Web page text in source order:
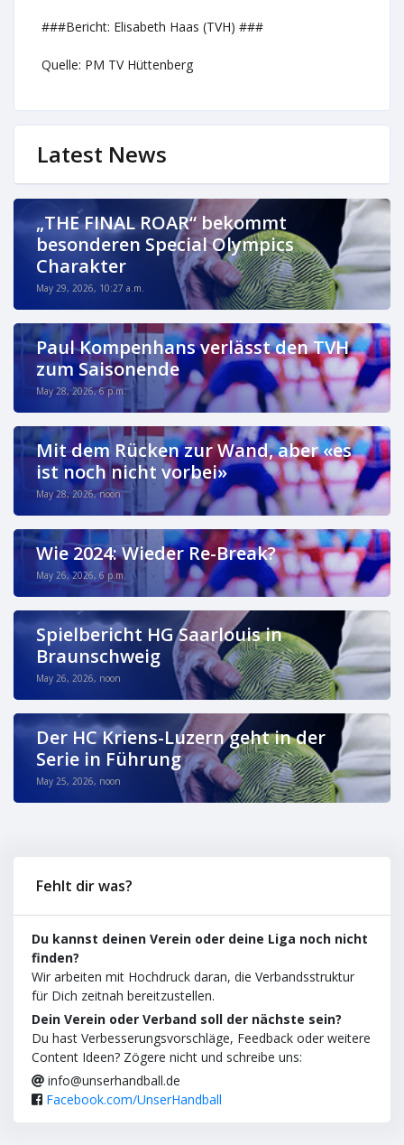
###Bericht: Elisabeth Haas (TVH) ###
Quelle: PM TV Hüttenberg
Latest News
„THE FINAL ROAR“ bekommt
besonderen Special Olympics
Charakter
May 29, 2026, 10:27 a.m.
Paul Kompenhans verlässt den TVH
zum Saisonende
May 28, 2026, 6 p.m.
Mit dem Rücken zur Wand, aber «es
ist noch nicht vorbei»
May 28, 2026, noon
Wie 2024: Wieder Re-Break?
May 26, 2026, 6 p.m.
Spielbericht HG Saarlouis in
Braunschweig
May 26, 2026, noon
Der HC Kriens-Luzern geht in der
Serie in Führung
May 25, 2026, noon
Fehlt dir was?
Du kannst deinen Verein oder deine Liga noch nicht
finden?
Wir arbeiten mit Hochdruck daran, die Verbandsstruktur
für Dich zeitnah bereitzustellen.
Dein Verein oder Verband soll der nächste sein?
Du hast Verbesserungsvorschläge, Feedback oder weitere
Content Ideen? Zögere nicht und schreibe uns:
info@unserhandball.de
Facebook.com/UnserHandball